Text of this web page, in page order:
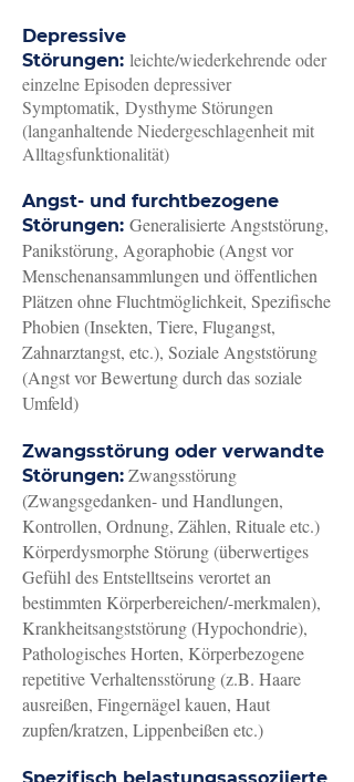
Depressive
Störungen: leichte/wiederkehrende oder
einzelne Episoden depressiver
Symptomatik, Dysthyme Störungen
(langanhaltende Niedergeschlagenheit mit
Alltagsfunktionalität)
Angst- und furchtbezogene
Störungen: Generalisierte Angststörung,
Panikstörung, Agoraphobie (Angst vor
Menschenansammlungen und öffentlichen
Plätzen ohne Fluchtmöglichkeit, Spezifische
Phobien (Insekten, Tiere, Flugangst,
Zahnarztangst, etc.), Soziale Angststörung
(Angst vor Bewertung durch das soziale
Umfeld)
Zwangsstörung oder verwandte
Störungen: Zwangsstörung
(Zwangsgedanken- und Handlungen,
Kontrollen, Ordnung, Zählen, Rituale etc.)
Körperdysmorphe Störung (überwertiges
Gefühl des Entstelltseins verortet an
bestimmten Körperbereichen/-merkmalen),
Krankheitsangststörung (Hypochondrie),
Pathologisches Horten, Körperbezogene
repetitive Verhaltensstörung (z.B. Haare
ausreißen, Fingernägel kauen, Haut
zupfen/kratzen, Lippenbeißen etc.)